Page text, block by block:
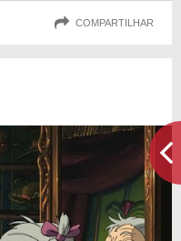
COMPARTILHAR